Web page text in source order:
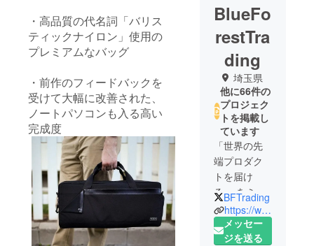
・高品質の代名詞「バリス
ティックナイロン」使用の
プレミアムなバッグ
・前作のフィードバックを
受けて大幅に改善された、
ノートパソコンも入る高い
完成度
BlueFo
restTra
ding
埼玉県
他に66件の
プロジェク
トを掲載し
ています
「世界の先
端プロダク
トを届け
る」 をミッ
ションとす
る輸入商
社。
BFTrading
https://www.blueforest-trading.jp/
メッセー
ジを送る